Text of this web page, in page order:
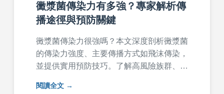
黴漿菌傳染力有多強？專家解析傳
播途徑與預防關鍵
黴漿菌傳染力很強嗎？本文深度剖析黴漿菌
的傳染力強度、主要傳播方式如飛沫傳染，
並提供實用預防技巧。了解高風險族群、常
有效防護家庭與學校環境。文章包含專家建
閱讀全文